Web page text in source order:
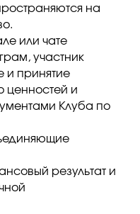
на
или чате
участник
и принятие
ценностей и
Клуба по
результат и